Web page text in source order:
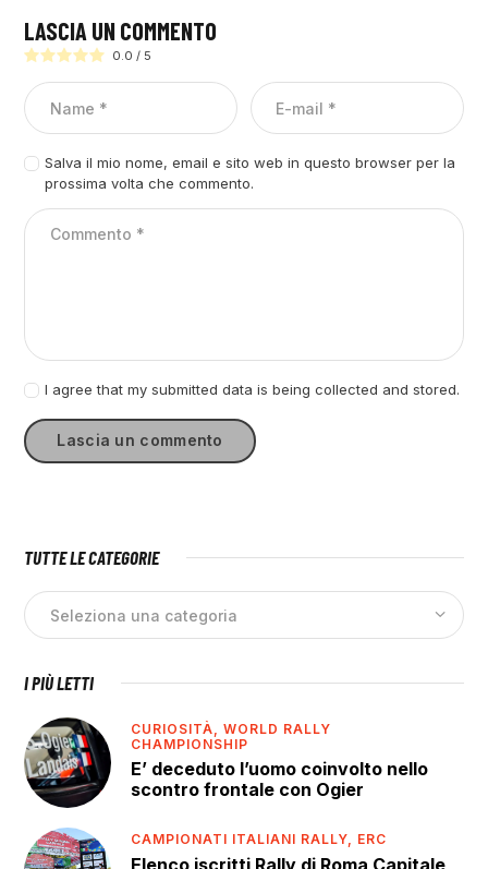
LASCIA UN COMMENTO
0.0 / 5
Salva il mio nome, email e sito web in questo browser per la
prossima volta che commento.
I agree that my submitted data is being collected and stored.
TUTTE LE CATEGORIE
I PIÙ LETTI
CURIOSITÀ,WORLD RALLY
CHAMPIONSHIP
E’ deceduto l’uomo coinvolto nello
scontro frontale con Ogier
CAMPIONATI ITALIANI RALLY, ERC
Elenco iscritti Rally di Roma Capitale